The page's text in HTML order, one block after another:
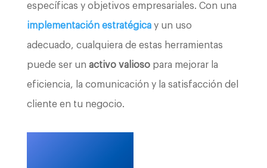
específicas y objetivos empresariales. Con una
implementación estratégicay un uso
adecuado, cualquiera de estas herramientas
puede ser un activo valioso para mejorar la
eficiencia, la comunicación y la satisfacción del
cliente en tu negocio.